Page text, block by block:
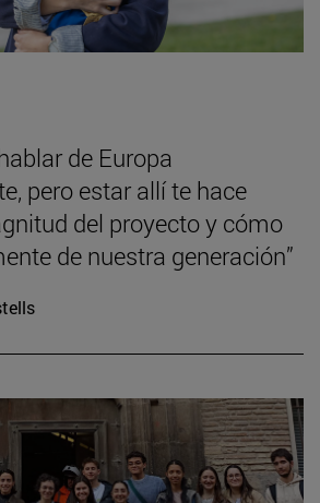
de Europa
pero estar allí te hace
del proyecto y cómo
de nuestra generación”